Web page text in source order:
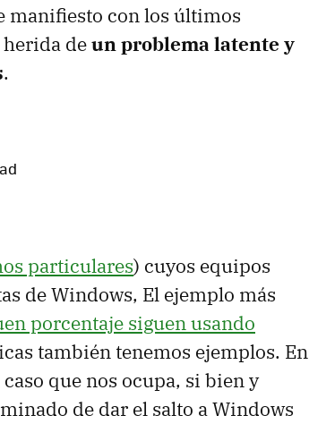
manifiesto con los últimos
herida deun problema latente y
.
particulares) cuyos equipos
de Windows, El ejemplo más
porcentaje siguen usando
también tenemos ejemplos. En
que nos ocupa, si bien y
de dar el salto a Windows